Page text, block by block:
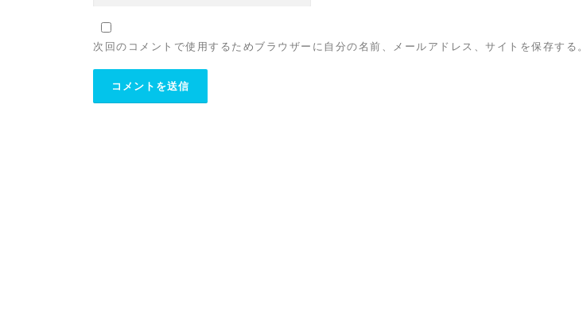
次回のコメントで使用するためブラウザーに自分の名前、メールアドレス、サイトを保存する。